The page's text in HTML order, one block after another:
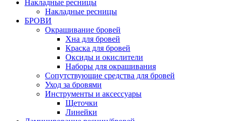
Накладные ресницы
Накладные ресницы
БРОВИ
Окрашивание бровей
Хна для бровей
Краска для бровей
Оксиды и окислители
Наборы для окрашивания
Сопутствующие средства для бровей
Уход за бровями
Инструменты и аксессуары
Щеточки
Линейки